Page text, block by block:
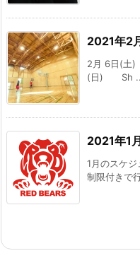
2021年2
2月 6日(土
(日) Sh
2021年1
1月のスケ
制限付きで